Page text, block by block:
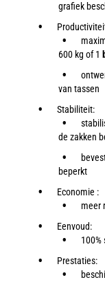
grafiek
600 kg of 1
van tassen
Stabiliteit:
de zakken
beperkt
Economie :
meer
Eenvoud:
Prestaties: